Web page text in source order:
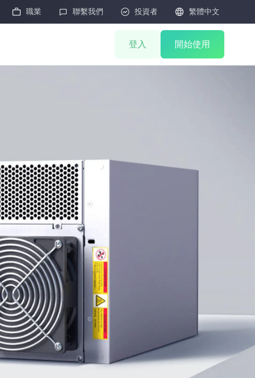
 職業  聯繫我們  投資者  繁體中文
礦機拍賣
礦機售後
雲算力
大宗訂購
運費計算器
登入 開始使用